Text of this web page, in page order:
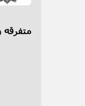
متفرقه